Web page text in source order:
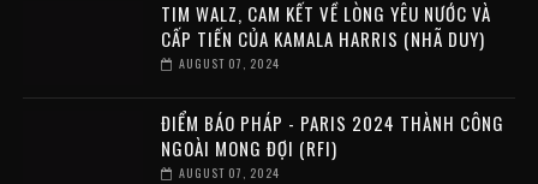
TIM WALZ, CAM KẾT VỀ LÒNG YÊU NƯỚC VÀ
CẤP TIẾN CỦA KAMALA HARRIS (NHÃ DUY)
AUGUST 07, 2024
ĐIỂM BÁO PHÁP - PARIS 2024 THÀNH CÔNG
NGOÀI MONG ĐỢI (RFI)
AUGUST 07, 2024